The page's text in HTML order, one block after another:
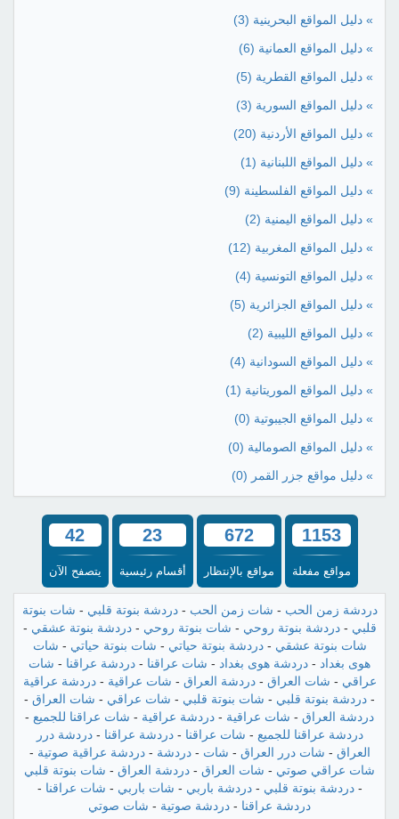
» دليل المواقع البحرينية (3)
» دليل المواقع العمانية (6)
» دليل المواقع القطرية (5)
» دليل المواقع السورية (3)
» دليل المواقع الأردنية (20)
» دليل المواقع اللبنانية (1)
» دليل المواقع الفلسطينة (9)
» دليل المواقع اليمنية (2)
» دليل المواقع المغربية (12)
» دليل المواقع التونسية (4)
» دليل المواقع الجزائرية (5)
» دليل المواقع الليبية (2)
» دليل المواقع السودانية (4)
» دليل المواقع الموريتانية (1)
» دليل المواقع الجيبوتية (0)
» دليل المواقع الصومالية (0)
» دليل مواقع جزر القمر (0)
1153
مواقع مفعلة
672
مواقع بالإنتظار
23
أقسام رئيسية
42
يتصفح الآن
دردشة زمن الحب - شات زمن الحب -دردشة بنوتة قلبي - شات بنوتة
قلبي -دردشة بنوتة روحي - شات بنوتة روحي -دردشة بنوتة عشقي -
شات بنوتة عشقي -دردشة بنوتة حياتي - شات بنوتة حياتي - شات
هوى بغداد - دردشة هوى بغداد - شات عراقنا - دردشة عراقنا - شات
عراقي - شات العراق -دردشة العراق - شات عراقية -دردشة عراقية
- دردشة بنوتة قلبي - شات بنوتة قلبي - شات عراقي - شات العراق -
دردشة العراق - شات عراقية - دردشة عراقية - شات عراقنا للجميع -
دردشة عراقنا للجميع - شات عراقنا -دردشة عراقنا -دردشة درر
العراق - شات درر العراق - شات -دردشة -دردشة عراقية صوتية -
شات عراقي صوتي - شات العراق - دردشة العراق - شات بنوتة قلبي
-دردشة بنوتة قلبي -دردشة باربي - شات باربي - شات عراقنا -
دردشة عراقنا - دردشة صوتية - شات صوتي